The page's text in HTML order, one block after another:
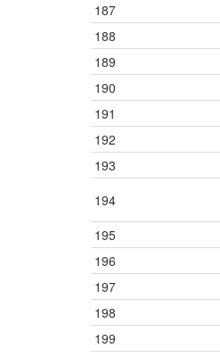
187
188
189
190
191
192
193
194
195
196
197
198
199